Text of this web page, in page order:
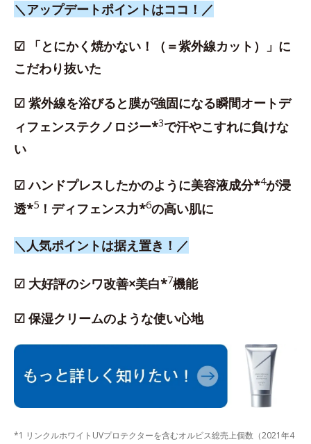
＼アップデートポイントはココ！／
☑ 「とにかく焼かない！（＝紫外線カット）」に
こだわり抜いた
☑ 紫外線を浴びると膜が強固になる瞬間オートデ
ィフェンステクノロジー*3で汗やこすれに負けな
い
☑ ハンドプレスしたかのように美容液成分*4が浸
透*5 ！ディフェンス力*6の高い肌に
＼人気ポイントは据え置き！／
☑ 大好評のシワ改善×美白*7機能
☑ 保湿クリームのような使い心地
*1 リンクルホワイトUVプロテクターを含むオルビス総売上個数（2021年4